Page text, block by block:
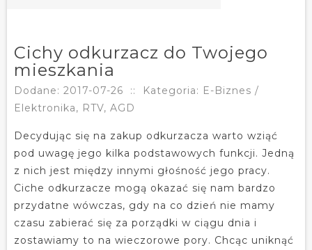
Cichy odkurzacz do Twojego
mieszkania
Dodane: 2017-07-26 ::
Kategoria: E-Biznes /
Elektronika, RTV, AGD
Decydując się na zakup odkurzacza warto wziąć
pod uwagę jego kilka podstawowych funkcji. Jedną
z nich jest między innymi głośność jego pracy.
Ciche odkurzacze mogą okazać się nam bardzo
przydatne wówczas, gdy na co dzień nie mamy
czasu zabierać się za porządki w ciągu dnia i
zostawiamy to na wieczorowe pory. Chcąc uniknąć